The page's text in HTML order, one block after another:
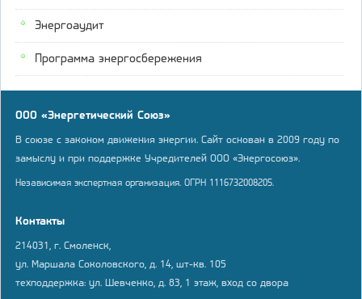
Энергоаудит
Программа энергосбережения
ООО «Энергетический Союз»
В союзе с законом движения энергии. Сайт основан в 2009 году по
замыслу и при поддержке Учредителей ООО «Энергосоюз».
Независимая экспертная организация. ОГРН 1116732008205.
Контакты
214031, г. Смоленск,
ул. Маршала Соколовского, д. 14, шт-кв. 105
техподдержка: ул. Шевченко, д. 83, 1 этаж, вход со двора